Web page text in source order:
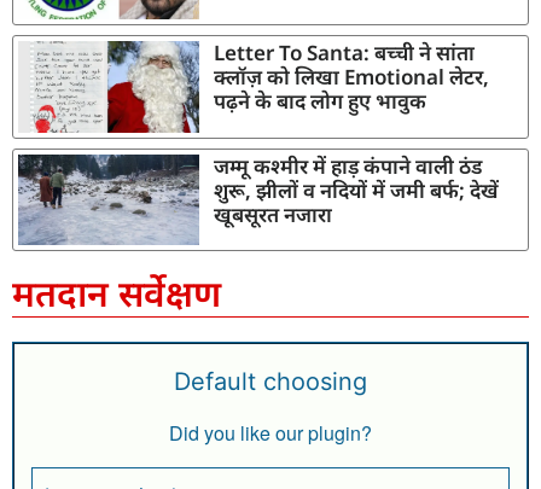
Letter To Santa: बच्ची ने सांता
क्लॉज़ को लिखा Emotional लेटर,
पढ़ने के बाद लोग हुए भावुक
जम्मू कश्मीर में हाड़ कंपाने वाली ठंड
शुरू, झीलों व नदियों में जमी बर्फ; देखें
खूबसूरत नजारा
मतदान सर्वेक्षण
Default choosing
Did you like our plugin?